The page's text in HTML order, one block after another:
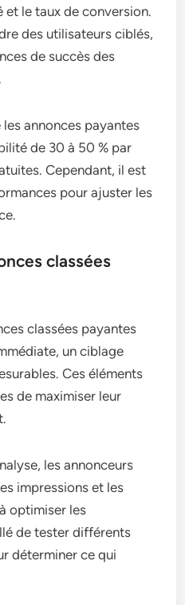
le taux de conversion.
des utilisateurs ciblés,
de succès des
annonces payantes
de 30 à 50 % par
Cependant, il est
pour ajuster les
classées
classées payantes
un ciblage
Ces éléments
de maximiser leur
les annonceurs
impressions et les
optimiser les
de tester différents
déterminer ce qui